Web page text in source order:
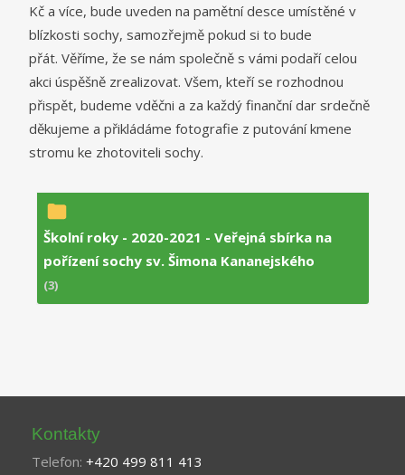
Kč a více, bude uveden na pamětní desce umístěné v
blízkosti sochy, samozřejmě pokud si to bude
přát. Věříme, že se nám společně s vámi podaří celou
akci úspěšně zrealizovat. Všem, kteří se rozhodnou
přispět, budeme vděčni a za každý finanční dar srdečně
děkujeme a přikládáme fotografie z putování kmene
stromu ke zhotoviteli sochy.
Školní roky - 2020-2021 - Veřejná sbírka na
pořízení sochy sv. Šimona Kananejského
(3)
Kontakty
Telefon: +420 499 811 413